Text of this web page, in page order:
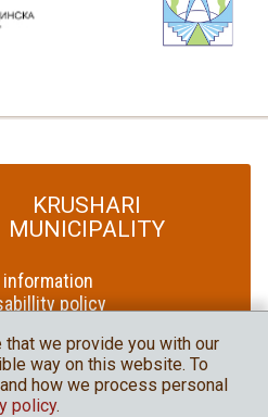
KRUSHARI
MUNICIPALITY
information
policy
Municipality
media
we provide you with our
way on this website. To
how we process personal
policy.